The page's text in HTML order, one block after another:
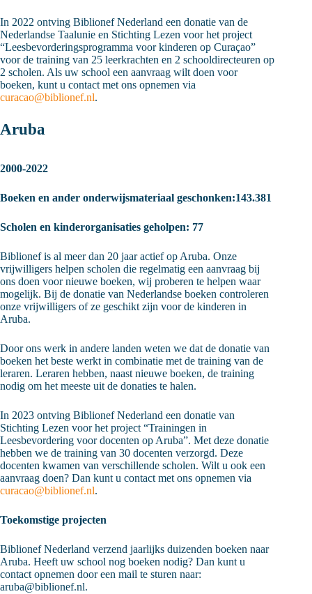
In 2022 ontving Biblionef Nederland een donatie van de
Nederlandse Taalunie en Stichting Lezen voor het project
“Leesbevorderingsprogramma voor kinderen op Curaçao”
voor de training van 25 leerkrachten en 2 schooldirecteuren op
2 scholen. Als uw school een aanvraag wilt doen voor
boeken, kunt u contact met ons opnemen via
curacao@biblionef.nl.
Aruba
2000-2022
Boeken en ander onderwijsmateriaal geschonken:143.381
Scholen en kinderorganisaties geholpen: 77
Biblionef is al meer dan 20 jaar actief op Aruba. Onze
vrijwilligers helpen scholen die regelmatig een aanvraag bij
ons doen voor nieuwe boeken, wij proberen te helpen waar
mogelijk. Bij de donatie van Nederlandse boeken controleren
onze vrijwilligers of ze geschikt zijn voor de kinderen in
Aruba.
Door ons werk in andere landen weten we dat de donatie van
boeken het beste werkt in combinatie met de training van de
leraren. Leraren hebben, naast nieuwe boeken, de training
nodig om het meeste uit de donaties te halen.
In 2023 ontving Biblionef Nederland een donatie van
Stichting Lezen voor het project “Trainingen in
Leesbevordering voor docenten op Aruba”. Met deze donatie
hebben we de training van 30 docenten verzorgd. Deze
docenten kwamen van verschillende scholen. Wilt u ook een
aanvraag doen? Dan kunt u contact met ons opnemen via
curacao@biblionef.nl.
Toekomstige projecten
Biblionef Nederland verzend jaarlijks duizenden boeken naar
Aruba. Heeft uw school nog boeken nodig? Dan kunt u
contact opnemen door een mail te sturen naar:
aruba@biblionef.nl.